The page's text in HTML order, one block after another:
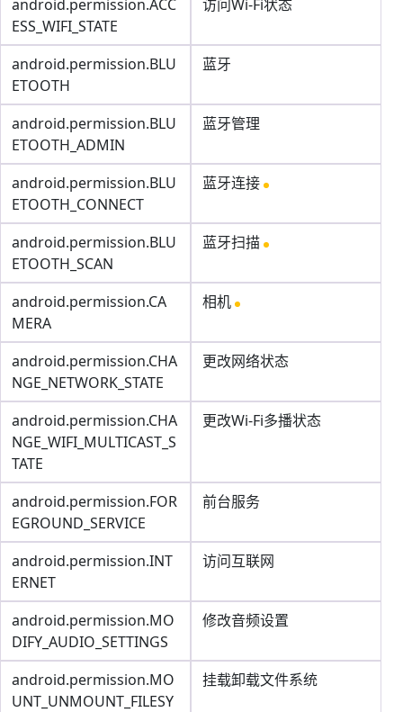
android.permission.ACC
ESS_WIFI_STATE
访问Wi-Fi状态
android.permission.BLU
ETOOTH
蓝牙
android.permission.BLU
ETOOTH_ADMIN
蓝牙管理
android.permission.BLU
ETOOTH_CONNECT
蓝牙连接
android.permission.BLU
ETOOTH_SCAN
蓝牙扫描
android.permission.CA
MERA
相机
android.permission.CHA
NGE_NETWORK_STATE
更改网络状态
android.permission.CHA
NGE_WIFI_MULTICAST_S
TATE
更改Wi-Fi多播状态
android.permission.FOR
EGROUND_SERVICE
前台服务
android.permission.INT
ERNET
访问互联网
android.permission.MO
DIFY_AUDIO_SETTINGS
修改音频设置
android.permission.MO
UNT_UNMOUNT_FILESY
挂载卸载文件系统